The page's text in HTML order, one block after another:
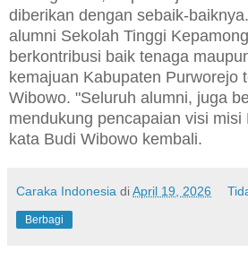
diberikan dengan sebaik-baiknya.
alumni Sekolah Tinggi
berkontribusi baik tenaga
kemajuan Kabupaten Purworejo
Wibowo. "Seluruh alumni, juga
mendukung pencapaian visi misi
kata Budi Wibowo kembali.
Caraka Indonesia diApril 19, 2026
Berbagi